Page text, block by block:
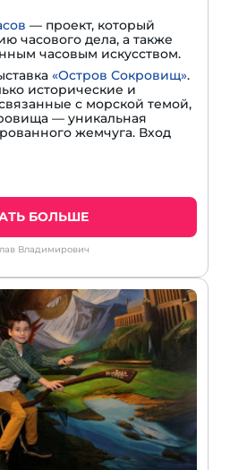
— проект, который
часового дела, а также
часовым искусством.
«Остров Сокровищ».
исторические и
с морской темой,
— уникальная
жемчуга. Вход
БОЛЬШЕ
Владимирович